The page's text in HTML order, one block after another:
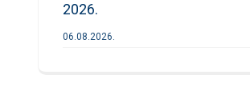
2026.
06.08.2026.